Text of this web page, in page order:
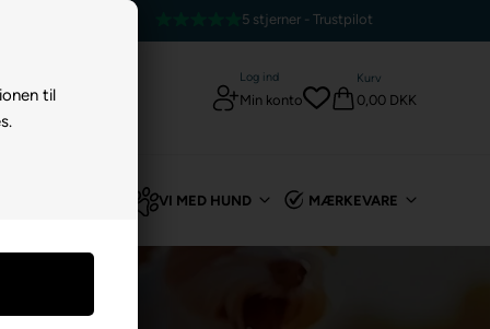
til
5 stjerner - Trustpilot
Log ind
Min konto
Kurv
0,00 DKK
VI MED HUND MÆRKEVARE